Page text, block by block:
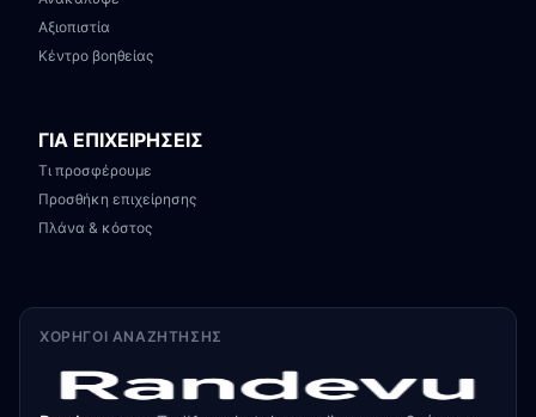
Αξιοπιστία
Κέντρο βοηθείας
ΓΙΑ ΕΠΙΧΕΙΡΗΣΕΙΣ
Τι προσφέρουμε
Προσθήκη επιχείρησης
Πλάνα & κόστος
ΧΟΡΗΓΟΊ ΑΝΑΖΉΤΗΣΗΣ